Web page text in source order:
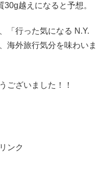
30g越えになると予想。
「行った気になる N.Y.
海外旅行気分を味わいま
ございました！！
ンク